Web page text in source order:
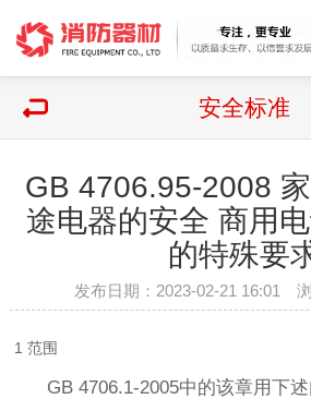
安全标准
GB 4706.95-2008
途电器的安全 商用
的特殊要
发布日期：2023-02-21 16:01
1 范围
GB 4706.1-2005中的该章用下述